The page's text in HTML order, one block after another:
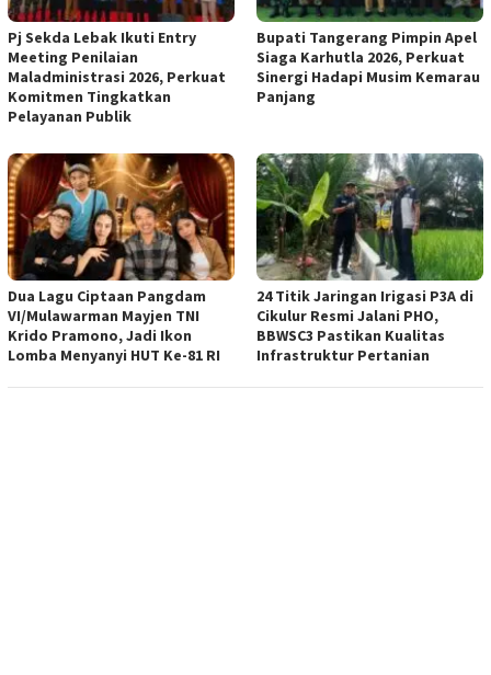
Pj Sekda Lebak Ikuti Entry
Meeting Penilaian
Maladministrasi 2026, Perkuat
Komitmen Tingkatkan
Pelayanan Publik
Bupati Tangerang Pimpin Apel
Siaga Karhutla 2026, Perkuat
Sinergi Hadapi Musim Kemarau
Panjang
Dua Lagu Ciptaan Pangdam
VI/Mulawarman Mayjen TNI
Krido Pramono, Jadi Ikon
Lomba Menyanyi HUT Ke-81 RI
24 Titik Jaringan Irigasi P3A di
Cikulur Resmi Jalani PHO,
BBWSC3 Pastikan Kualitas
Infrastruktur Pertanian